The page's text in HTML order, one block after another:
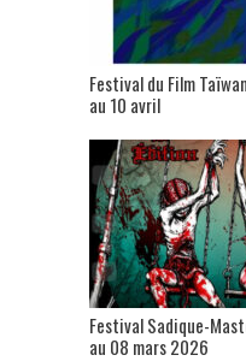
Festival du Film
au 10 avril
Festival Sadique-
au 08 mars 2026